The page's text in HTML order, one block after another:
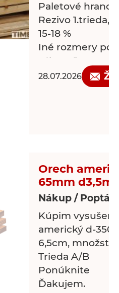
Paletové
Rezivo 1.trieda,
15-18 %
Iné rozmery
zákazníka.
28.07.2026
Orech
65mm d3,5m
Nákup /
Kúpim
americký d-
6,5cm,
Trieda A/B
Ponúknite
Ďakujem.